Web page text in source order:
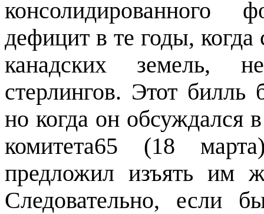
консолидированного
дефицит в те годы,
канадских земель,
стерлингов. Этот
но когда он обсуждался
комитета65 (18
предложил изъять им
Следовательно, если